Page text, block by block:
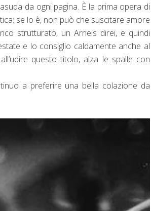
da ogni pagina. È la prima opera di
se lo è, non può che suscitare amore
strutturato, un Arneis direi, e quindi
e lo consiglio caldamente anche al
questo titolo, alza le spalle con
a preferire una bella colazione da